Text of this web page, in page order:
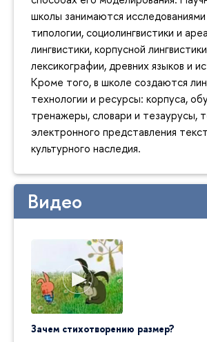
школы занимаются
типологии, социолингвистики и
лингвистики, корпусной
лексикографии, древних языков и
Кроме того, в школе создаются
технологии и ресурсы: корпуса,
тренажеры, словари и тезаурусы,
электронного представления
культурного наследия.
Видео
Зачем стихотворению размер?